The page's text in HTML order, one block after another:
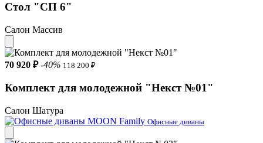
Стол "СП 6"
Салон Массив
70 920 ₽ -40% 118 200 ₽
Комплект для молодежной "Некст №01"
Салон Шатура
Офисные диваны